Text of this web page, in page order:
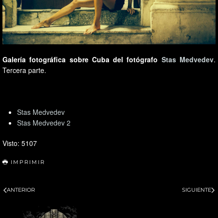
Galería fotográfica sobre Cuba del fotógrafo Stas Medvedev.
Tercera parte.
Stas Medvedev
Stas Medvedev 2
Visto: 5107
IMPRIMIR
ANTERIOR SIGUIENTE